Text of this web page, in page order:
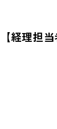
【経理担